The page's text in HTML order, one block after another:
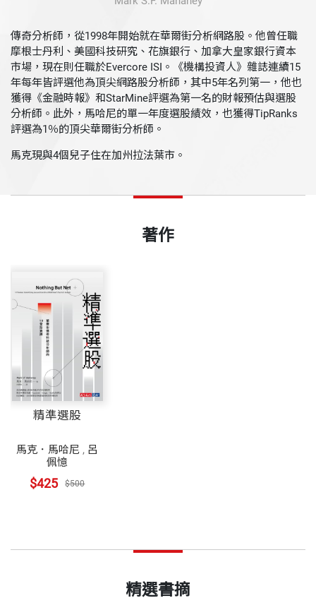
傳奇分析師，從1998年開始就在華爾街分析網路股。他曾任職
摩根士丹利、美國科技研究、花旗銀行、加拿大皇家銀行資本
市場，現在則任職於Evercore ISI。《機構投資人》雜誌連續15
年每年皆評選他為頂尖網路股分析師，其中5年名列第一，他也
獲得《金融時報》和StarMine評選為第一名的財報預估與選股
分析師。此外，馬哈尼的單一年度選股績效，也獲得TipRanks
評選為1％的頂尖華爾街分析師。
馬克現與4個兒子住在加州拉法葉市。
著作
精準選股
馬克．馬哈尼 , 呂
佩憶
$425 $500
精選書摘